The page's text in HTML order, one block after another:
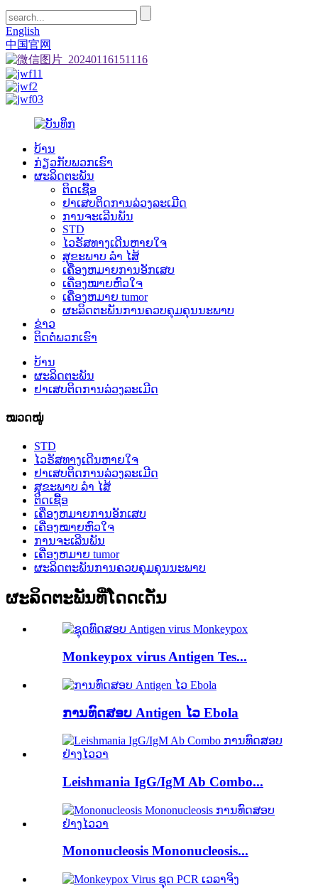
English
中国官网
ບ້ານ
ກ່ຽວ​ກັບ​ພວກ​ເຮົາ
ຜະລິດຕະພັນ
ຕິດເຊື້ອ
ຢາເສບຕິດການລ່ວງລະເມີດ
ການຈະເລີນພັນ
STD
ໄວຣັສທາງເດີນຫາຍໃຈ
ສຸຂະພາບ ລຳ ໄສ້
ເຄື່ອງຫມາຍການອັກເສບ
ເຄື່ອງໝາຍຫົວໃຈ
ເຄື່ອງຫມາຍ tumor
ຜະລິດຕະພັນການຄວບຄຸມຄຸນນະພາບ
ຂ່າວ
ຕິດ​ຕໍ່​ພວກ​ເຮົາ
ບ້ານ
ຜະລິດຕະພັນ
ຢາເສບຕິດການລ່ວງລະເມີດ
ໝວດໝູ່
STD
ໄວຣັສທາງເດີນຫາຍໃຈ
ຢາເສບຕິດການລ່ວງລະເມີດ
ສຸຂະພາບ ລຳ ໄສ້
ຕິດເຊື້ອ
ເຄື່ອງຫມາຍການອັກເສບ
ເຄື່ອງໝາຍຫົວໃຈ
ການຈະເລີນພັນ
ເຄື່ອງຫມາຍ tumor
ຜະລິດຕະພັນການຄວບຄຸມຄຸນນະພາບ
ຜະລິດຕະພັນທີ່ໂດດເດັ່ນ
Monkeypox virus Antigen Tes...
ການທົດສອບ Antigen ໄວ Ebola
Leishmania IgG/IgM Ab Combo...
Mononucleosis Mononucleosis...